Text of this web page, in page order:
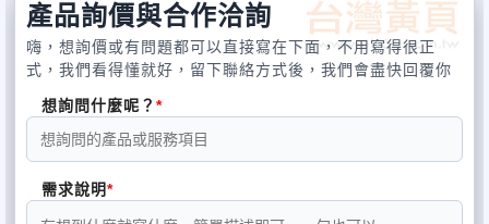
產品詢價與合作洽詢
嗨，想詢價或有問題都可以直接寫在下面，不用寫得很正
式，我們看得懂就好，留下聯絡方式後，我們會盡快回覆你
想詢問什麼呢？
需求說明